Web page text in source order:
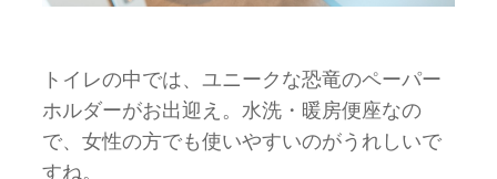
トイレの中では、ユニークな恐竜のペーパー
ホルダーがお出迎え。水洗・暖房便座なの
で、女性の方でも使いやすいのがうれしいで
すね。